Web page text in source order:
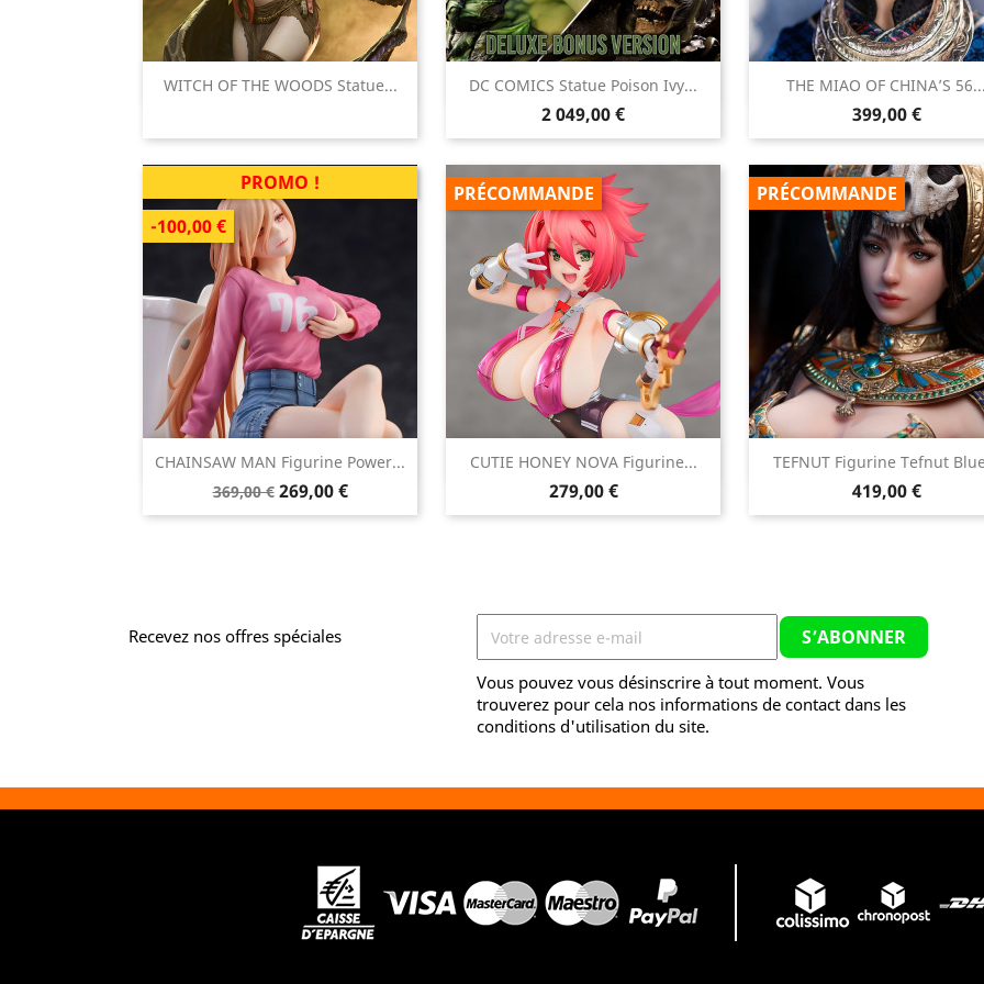
WITCH OF THE WOODS Statue...
Aperçu rapide DC COMICS Statue Poison Ivy...
Prix
2 049,00 €
Aperçu rapide THE MIAO OF CHINA’S 56...
Prix
399,00 €
Aperçu rapide
CHAINSAW MAN Figurine Power...
Prix
de
369,00 € Prix
269,00 €
PROMO !
-100,00 €
 Aperçu rapide CUTIE HONEY NOVA Figurine...
Prix
279,00 €
PRÉCOMMANDE
Aperçu rapide TEFNUT Figurine Tefnut
Prix
419,00 €
PRÉCOMMANDE
Aperçu rapide
Recevez nos offres spéciales
Vous pouvez vous désinscrire à tout moment. Vous
trouverez pour cela nos informations de contact dans les
conditions d'utilisation du site.